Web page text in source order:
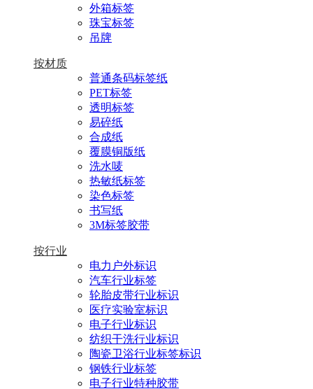
外箱标签
珠宝标签
吊牌
按材质
普通条码标签纸
PET标签
透明标签
易碎纸
合成纸
覆膜铜版纸
洗水唛
热敏纸标签
染色标签
书写纸
3M标签胶带
按行业
电力户外标识
汽车行业标签
轮胎皮带行业标识
医疗实验室标识
电子行业标识
纺织干洗行业标识
陶瓷卫浴行业标签标识
钢铁行业标签
电子行业特种胶带